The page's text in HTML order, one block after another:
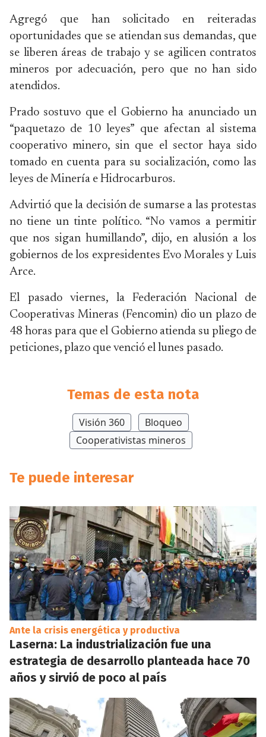
Agregó que han solicitado en reiteradas
oportunidades que se atiendan sus demandas, que
se liberen áreas de trabajo y se agilicen contratos
mineros por adecuación, pero que no han sido
atendidos.
Prado sostuvo que el Gobierno ha anunciado un
“paquetazo de 10 leyes” que afectan al sistema
cooperativo minero, sin que el sector haya sido
tomado en cuenta para su socialización, como las
leyes de Minería e Hidrocarburos.
Advirtió que la decisión de sumarse a las protestas
no tiene un tinte político. “No vamos a permitir
que nos sigan humillando”, dijo, en alusión a los
gobiernos de los expresidentes Evo Morales y Luis
Arce.
El pasado viernes, la Federación Nacional de
Cooperativas Mineras (Fencomin) dio un plazo de
48 horas para que el Gobierno atienda su pliego de
peticiones, plazo que venció el lunes pasado.
Temas de esta nota
Visión 360
Bloqueo
Cooperativistas mineros
Te puede interesar
Ante la crisis energética y productiva
Laserna: La industrialización fue una
estrategia de desarrollo planteada hace 70
años y sirvió de poco al país